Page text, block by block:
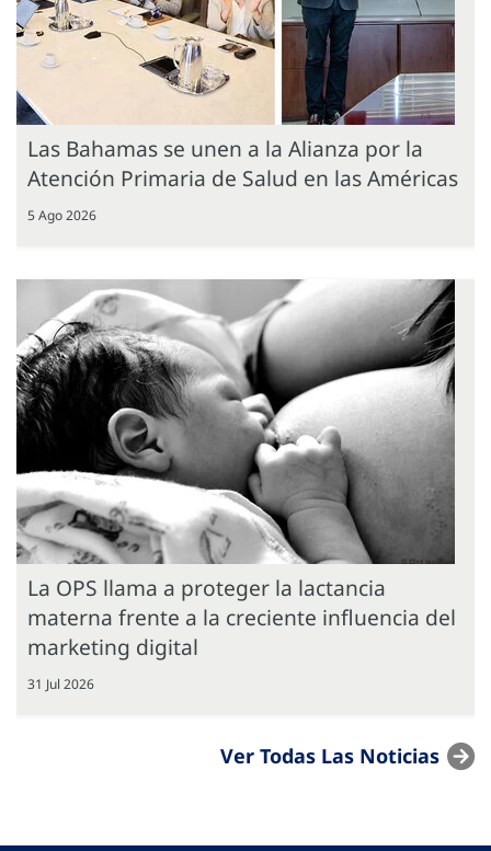
Las Bahamas se unen a la Alianza por la
Atención Primaria de Salud en las Américas
5 Ago 2026
La OPS llama a proteger la lactancia
materna frente a la creciente influencia del
marketing digital
31 Jul 2026
Ver Todas Las Noticias